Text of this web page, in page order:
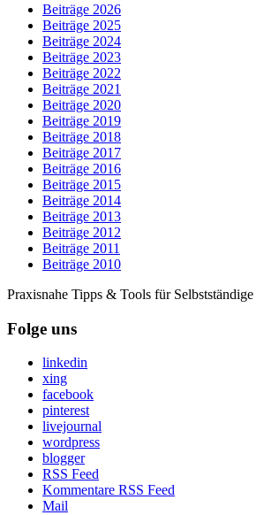
Beiträge 2026
Beiträge 2025
Beiträge 2024
Beiträge 2023
Beiträge 2022
Beiträge 2021
Beiträge 2020
Beiträge 2019
Beiträge 2018
Beiträge 2017
Beiträge 2016
Beiträge 2015
Beiträge 2014
Beiträge 2013
Beiträge 2012
Beiträge 2011
Beiträge 2010
Praxisnahe Tipps & Tools für Selbstständige
Folge uns
linkedin
xing
facebook
pinterest
livejournal
wordpress
blogger
RSS Feed
Kommentare RSS Feed
Mail